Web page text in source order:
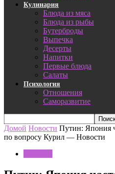
Кулинария
Блюда из мяса
Блюда из рыбы
Бутерброды
Выпечка
Десерты
Напитки
Первые блюда
Салаты
Психология
Отношения
Саморазвитие
Домой Новости Путин: Япония
по вопросу Курил — Новости